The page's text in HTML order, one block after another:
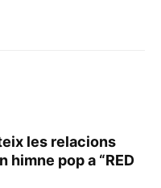
les relacions
himne pop a “RED